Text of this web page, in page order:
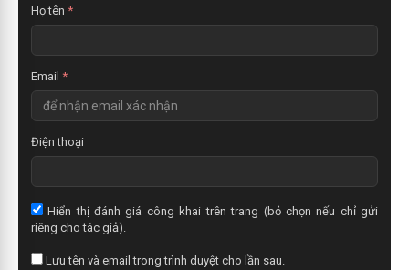
Họ tên *
Email *
Điện thoại
Hiển thị đánh giá công khai trên trang (bỏ chọn nếu chỉ gửi
riêng cho tác giả).
Lưu tên và email trong trình duyệt cho lần sau.